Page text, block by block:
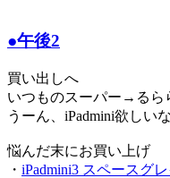
●午後2
買い出しへ
いつものスーパー→るら
うーん、iPadmini欲しいな
悩んだ末にお買い上げ
・ iPadmini3 スペースグ